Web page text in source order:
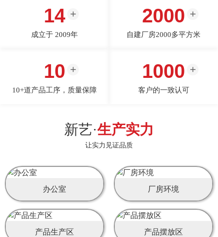
14
成立于 2009年
2000
自建厂房2000多平方米
10
10+道产品工序，质量保障
1000
客户的一致认可
新艺·生产实力
让实力见证品质
办公室 厂房环境
产品生产区 产品摆放区